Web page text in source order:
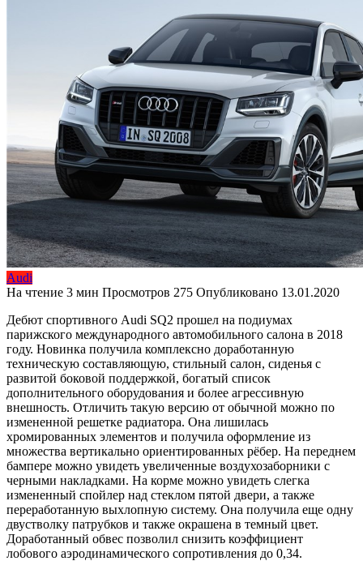
Audi
На чтение 3 мин Просмотров 275 Опубликовано 13.01.2020
Дебют спортивного Audi SQ2 прошел на подиумах
парижского международного автомобильного салона в 2018
году. Новинка получила комплексно доработанную
техническую составляющую, стильный салон, сиденья с
развитой боковой поддержкой, богатый список
дополнительного оборудования и более агрессивную
внешность. Отличить такую версию от обычной можно по
измененной решетке радиатора. Она лишилась
хромированных элементов и получила оформление из
множества вертикально ориентированных рёбер. На переднем
бампере можно увидеть увеличенные воздухозаборники с
черными накладками. На корме можно увидеть слегка
измененный спойлер над стеклом пятой двери, а также
переработанную выхлопную систему. Она получила еще одну
двустволку патрубков и также окрашена в темный цвет.
Доработанный обвес позволил снизить коэффициент
лобового аэродинамического сопротивления до 0,34.